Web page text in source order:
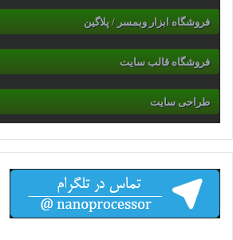
فروشگاه ابزار وبمسر / پلاگین
فروشگاه قالب سایت
طراحی سایت